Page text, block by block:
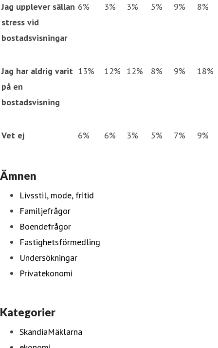
Jag upplever sällan
stress vid
bostadsvisningar
6% 3% 3% 5% 9% 8%
Jag har aldrig varit
på en
bostadsvisning
13% 12% 12% 8% 9% 18%
Vet ej 6% 6% 3% 5% 7% 9%
Ämnen
Livsstil, mode, fritid
Familjefrågor
Boendefrågor
Fastighetsförmedling
Undersökningar
Privatekonomi
Kategorier
SkandiaMäklarna